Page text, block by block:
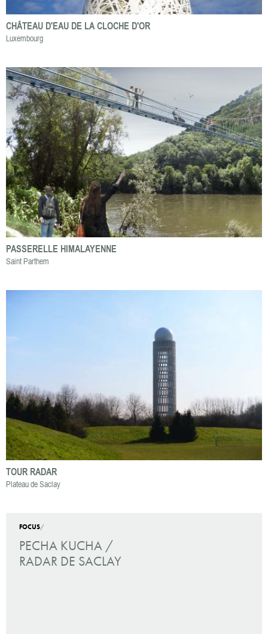
CHÂTEAU D'EAU DE LA CLOCHE D'OR
Luxembourg
PASSERELLE HIMALAYENNE
Saint Parthem
TOUR RADAR
Plateau de Saclay
FOCUS/
PECHA KUCHA /
RADAR DE SACLAY